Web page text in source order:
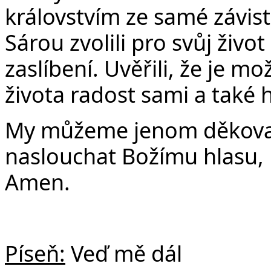
královstvím ze samé
Sárou zvolili pro svůj
zaslíbení. Uvěřili, že je
života radost sami a také
My můžeme jenom
naslouchat Božímu
Amen.
Píseň: Veď mě dál